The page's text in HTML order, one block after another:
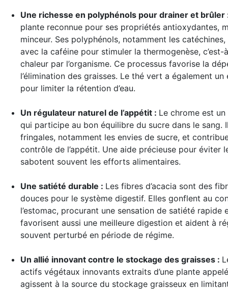
Une richesse en polyphénols pour drainer et brûler
plante reconnue pour ses propriétés antioxydantes,
minceur. Ses polyphénols, notamment les
avec la caféine pour stimuler la thermogenèse,
chaleur par l’organisme. Ce processus favorise la
l’élimination des graisses. Le thé vert a également
pour limiter la rétention d’eau.
Un régulateur naturel de l’appétit : Le chrome est
qui participe au bon équilibre du sucre dans le sang.
fringales, notamment les envies de sucre, et
contrôle de l’appétit. Une aide précieuse pour éviter
sabotent souvent les efforts alimentaires.
Une satiété durable : Les fibres d’acacia sont des
douces pour le système digestif. Elles gonflent au
l’estomac, procurant une sensation de satiété rapide
favorisent aussi une meilleure digestion et aident à
souvent perturbé en période de régime.
Un allié innovant contre le stockage des graisses :
actifs végétaux innovants extraits d’une plante
agissent à la source du stockage graisseux en